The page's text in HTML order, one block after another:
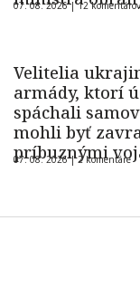
07. 08. 2026 |12 komentárov
Velitelia
armády, ktorí
spáchali
mohli byť
príbuznými
07. 08. 2026 |2 komentáre